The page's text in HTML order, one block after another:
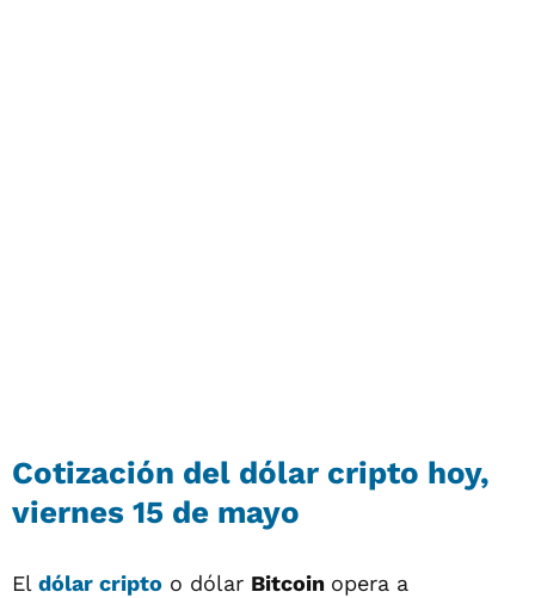
Cotización del dólar cripto hoy,
viernes 15 de mayo
El dólar cripto o dólar Bitcoin opera a